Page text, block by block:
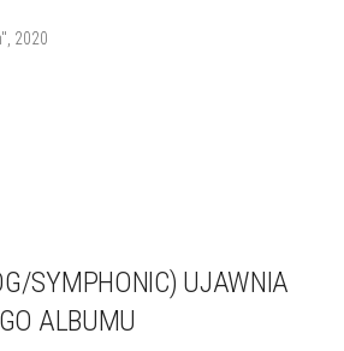
2020
SYMPHONIC) UJAWNIA
ALBUMU